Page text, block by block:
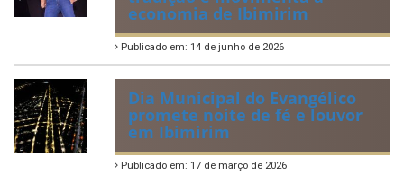
economia de Ibimirim
Publicado em: 14 de junho de 2026
Dia Municipal do Evangélico
promete noite de fé e louvor
em Ibimirim
Publicado em: 17 de março de 2026